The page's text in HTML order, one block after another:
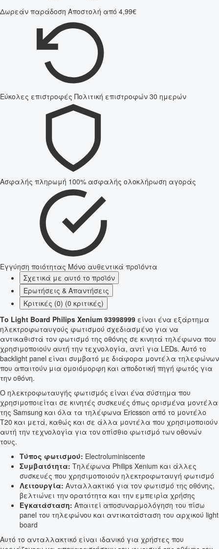
Δωρεάν παράδοση Αποστολή από 4,99€
Εύκολες επιστροφές Πολιτική επιστροφών 30 ημερών
Ασφαλής πληρωμή 100% ασφαλής ολοκλήρωση αγοράς
Εγγύηση ποιότητας Μόνο αυθεντικά προϊόντα
Σχετικά με αυτό το προϊόν
Ερωτήσεις & Απαντήσεις
Κριτικές (0) (0 κριτικές)
Το Light Board Philips Xenium 93998999 είναι ένα εξάρτημα
ηλεκτροφωταυγούς φωτισμού σχεδιασμένο για να
αντικαθιστά τον φωτισμό της οθόνης σε κινητά τηλέφωνα που
χρησιμοποιούν αυτή την τεχνολογία, αντί για LEDs. Αυτό το
backlight panel είναι συμβατό με διάφορα μοντέλα τηλεφώνων
που απαιτούν μια ομοιόμορφη και αποδοτική πηγή φωτός για
την οθόνη.
Ο ηλεκτροφωταυγής φωτισμός είναι ένα σύστημα που
χρησιμοποιείται σε κινητές συσκευές όπως ορισμένα μοντέλα
της Samsung και όλα τα τηλέφωνα Ericsson από το μοντέλο
T20 και μετά, καθώς και σε άλλα μοντέλα που χρησιμοποιούν
αυτή την τεχνολογία για τον οπίσθιο φωτισμό των οθονών
τους.
Τύπος φωτισμού: Electroluminiscente
Συμβατότητα: Τηλέφωνα Philips Xenium και άλλες
συσκευές που χρησιμοποιούν ηλεκτροφωταυγή φωτισμό
Λειτουργία: Ανταλλακτικό για τον φωτισμό της οθόνης,
βελτιώνει την ορατότητα και την εμπειρία χρήσης
Εγκατάσταση: Απαιτεί αποσυναρμολόγηση του πίσω
panel του τηλεφώνου και αντικατάσταση του αρχικού light
board
Αυτό το ανταλλακτικό είναι ιδανικό για χρήστες που